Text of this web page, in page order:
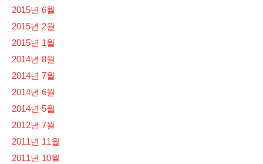
2015년 6월
2015년 2월
2015년 1월
2014년 8월
2014년 7월
2014년 6월
2014년 5월
2012년 7월
2011년 11월
2011년 10월